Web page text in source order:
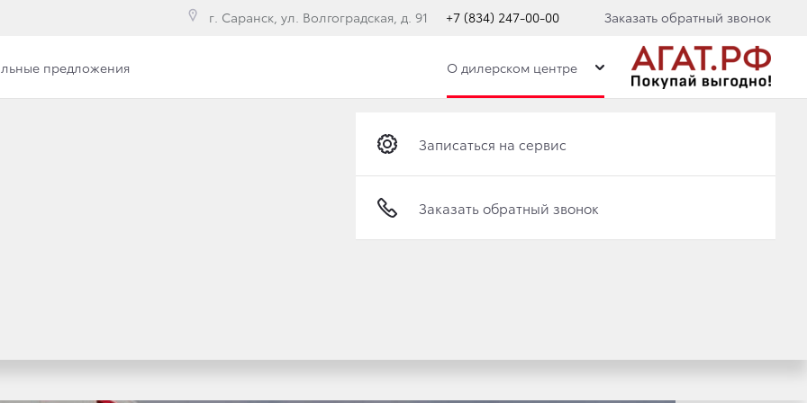
г. Саранск, ул. Волгоградская, д. 91 +7 (834) 247-00-00 Заказать обратный звонок
Записаться на сервис
Заказать обратный звонок
предложения О дилерском центре
Записаться на сервис
Заказать обратный звонок
КАМПАНИИ ДЛЯ НЕКОТОРЫХ